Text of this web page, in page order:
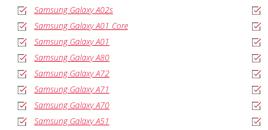
Samsung Galaxy A02s
Samsung Galaxy A01 Core
Samsung Galaxy A01
Samsung Galaxy A80
Samsung Galaxy A72
Samsung Galaxy A71
Samsung Galaxy A70
Samsung Galaxy A51